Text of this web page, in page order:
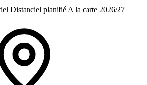
Distanciel planifié A la carte 2026/27